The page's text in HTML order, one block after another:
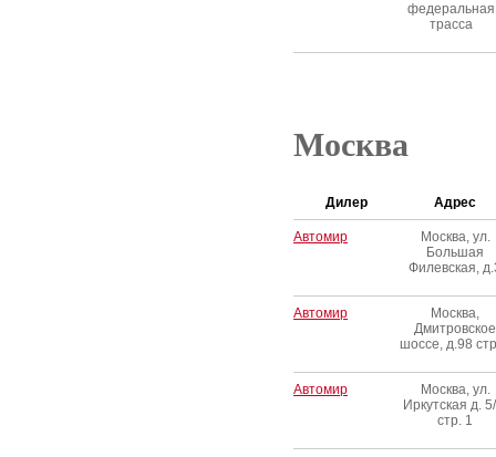
федеральная
трасса
Москва
Дилер Адрес
Автомир
Москва, ул.
Большая
Филевская,
Автомир
Москва,
Дмитровское
шоссе, д.98
Автомир
Москва, ул.
Иркутская д.
стр. 1